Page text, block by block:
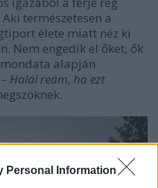
Personal Information
természetesen a
élete miatt néz ki
Nem engedik el őket, ők
alapján
Halál reám, ha ezt